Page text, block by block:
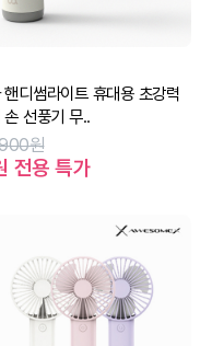
핸디썸라이트 휴대용 초강력
손 선풍기 무..
원
전용 특가